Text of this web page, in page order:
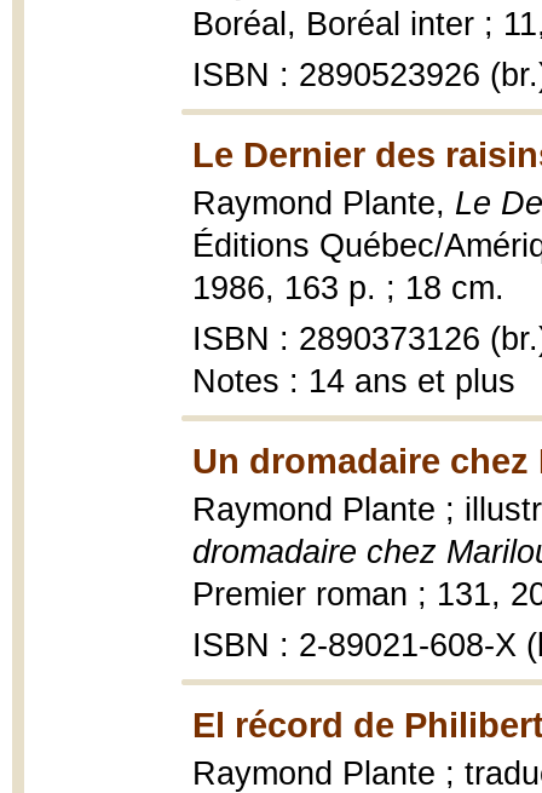
Boréal, Boréal inter ;
ISBN : 2890523926
Le Dernier des
Raymond Plante, Le
Éditions Québec/
1986, 163 p. ; 18 cm.
ISBN : 2890373126
Notes : 14 ans et plus
Un dromadaire chez
Raymond Plante ;
dromadaire chez
Premier roman ; 131,
ISBN : 2-89021-608-X
El récord de
Raymond Plante ;